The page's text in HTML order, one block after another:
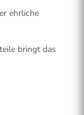
ehrliche
bringt das